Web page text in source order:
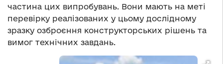
частина цих випробувань. Вони мають на меті
перевірку реалізованих у цьому дослідному
зразку озброєння конструкторських рішень та
вимог технічних завдань.